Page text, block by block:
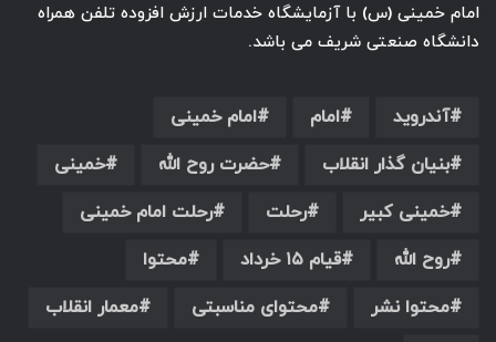
امام خمینی‌ (س) با آزمایشگاه خدمات ارزش افزوده تلفن همراه
دانشگاه صنعتی شریف می باشد.
آندروید امام
امام خمینی
بنیان گذار انقلاب
حضرت روح الله
خمینی
خمینی کبیر
رحلت
رحلت امام خمینی
روح الله
قیام ۱۵ خرداد
محتوا
محتوا نشر
محتوای مناسبتی
معمار انقلاب